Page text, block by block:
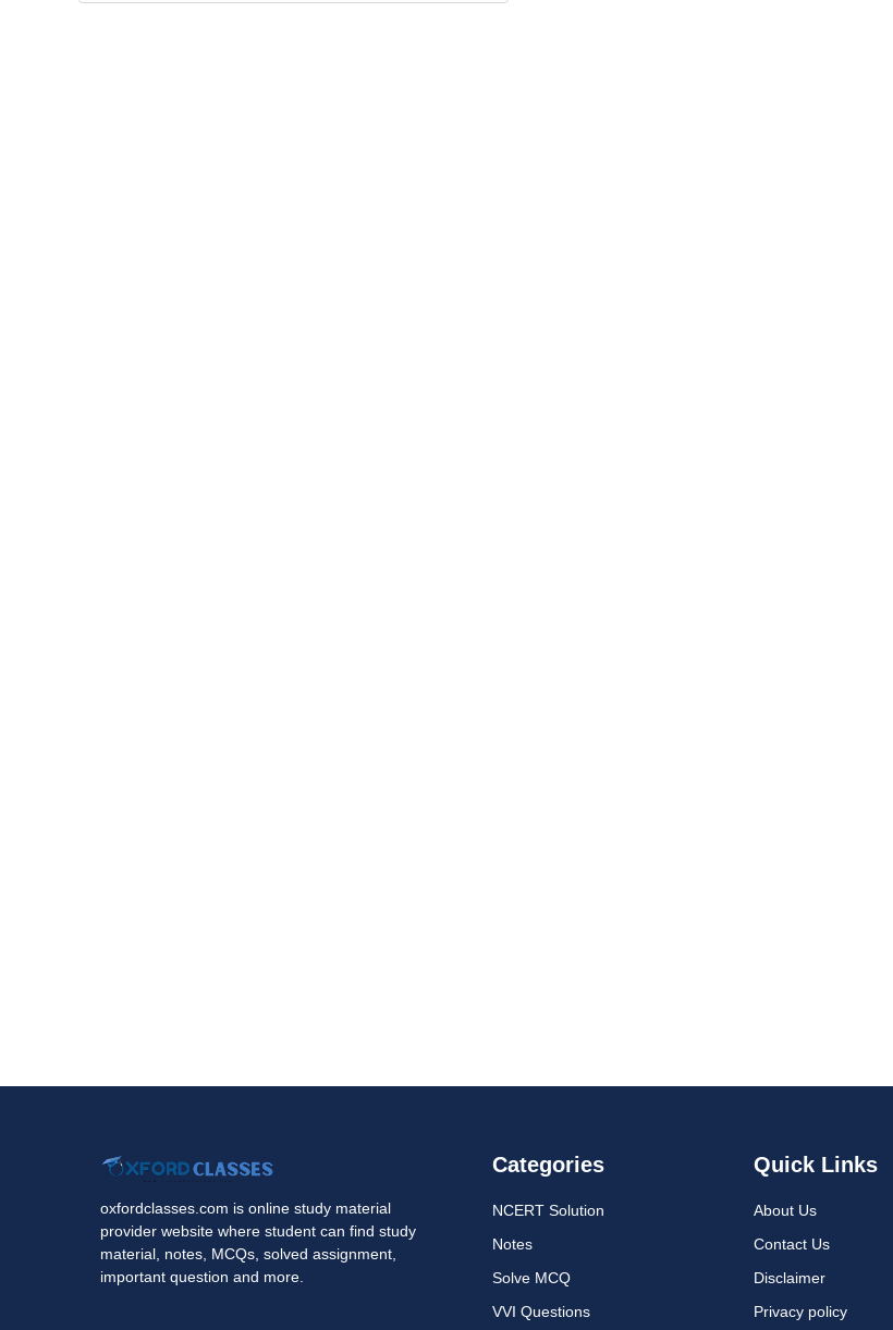
oxfordclasses.com is online study material
provider website where student can find study
material, notes, MCQs, solved assignment,
important question and more.
Categories
NCERT Solution
Notes
Solve MCQ
VVI Questions
Quick Links
About Us
Contact Us
Disclaimer
Privacy policy